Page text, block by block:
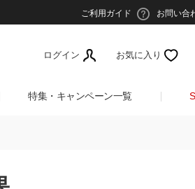
ご利用ガイド お問い合
ログイン お気に入り
特集・キャンペーン一覧